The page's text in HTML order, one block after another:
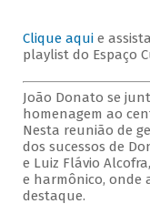
Clique aquie
playlist do Espaço
João Donato se
homenagem ao
Nesta reunião de
dos sucessos de
e Luiz Flávio
e harmônico, onde
destaque.